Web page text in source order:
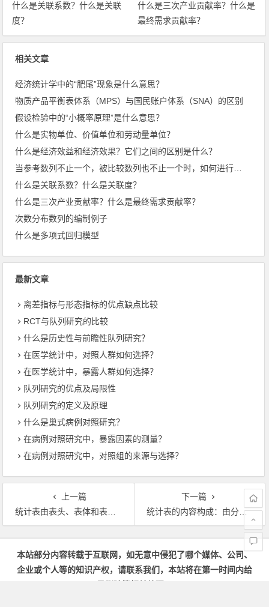
什么是关联系数？什么是关联
度？
什么是三次产业贡献率？什么是
最终需求贡献率？
相关文章
经济统计学中的“肥尾”现象是什么意思？
物质产品平衡表体系（MPS）与国民账户体系（SNA）的区别
假设检验中的“小概率原理”是什么意思？
什么是实物单位、价值单位和劳动量单位？
什么是经济效益和经济效果？它们之间的区别是什么？
当参考数列不止一个，被比较数列也不止一个时，如何进行优势分析？
什么是关联系数？什么是关联度？
什么是三次产业贡献率？什么是最终需求贡献率？
次数分布数列的编制例子
什么是多项式回归模型
最新文章
离差指标与形态指标的优点缺点比较
RCT与队列研究的比较
什么是历史性与前瞻性队列研究？
在医学统计中，对照人群如何选择？
在医学统计中，暴露人群如何选择？
队列研究的优点及局限性
队列研究的定义及原理
什么是巢式病例对照研究？
在病例对照研究中，暴露因素的测量？
在病例对照研究中，对照组的来源与选择？
上一篇
统计表由表头、表体和表脚三个部分构成
下一篇
统计表的内容构成：由分组体系和指标体系所构成
文章导航
本站部分内容转载于互联网，如无意中侵犯了哪个媒体、公司、
企业或个人等的知识产权，请联系我们，本站将在第一时间内给